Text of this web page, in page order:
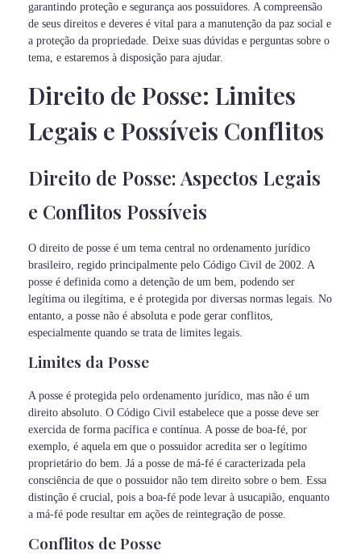
garantindo proteção e segurança aos possuidores. A compreensão
de seus direitos e deveres é vital para a manutenção da paz social e
a proteção da propriedade. Deixe suas dúvidas e perguntas sobre o
tema, e estaremos à disposição para ajudar.
Direito de Posse: Limites
Legais e Possíveis Conflitos
Direito de Posse: Aspectos Legais
e Conflitos Possíveis
O direito de posse é um tema central no ordenamento jurídico
brasileiro, regido principalmente pelo Código Civil de 2002. A
posse é definida como a detenção de um bem, podendo ser
legítima ou ilegítima, e é protegida por diversas normas legais. No
entanto, a posse não é absoluta e pode gerar conflitos,
especialmente quando se trata de limites legais.
Limites da Posse
A posse é protegida pelo ordenamento jurídico, mas não é um
direito absoluto. O Código Civil estabelece que a posse deve ser
exercida de forma pacífica e contínua. A posse de boa-fé, por
exemplo, é aquela em que o possuidor acredita ser o legítimo
proprietário do bem. Já a posse de má-fé é caracterizada pela
consciência de que o possuidor não tem direito sobre o bem. Essa
distinção é crucial, pois a boa-fé pode levar à usucapião, enquanto
a má-fé pode resultar em ações de reintegração de posse.
Conflitos de Posse